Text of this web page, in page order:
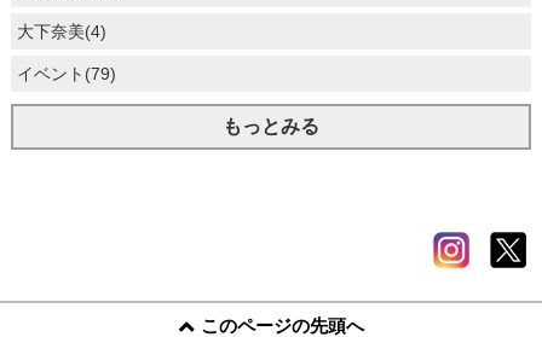
大下奈美(4)
イベント(79)
もっとみる
このページの先頭へ